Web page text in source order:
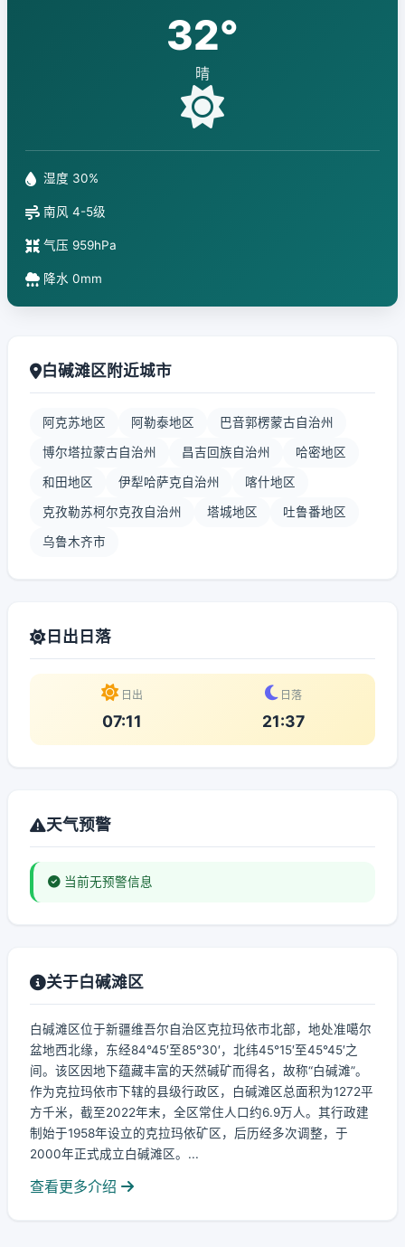
32°
晴
湿度 30%
南风 4-5级
气压 959hPa
降水 0mm
白碱滩区附近城市
阿克苏地区 阿勒泰地区 巴音郭楞蒙古自治州
博尔塔拉蒙古自治州 昌吉回族自治州 哈密地区
和田地区 伊犁哈萨克自治州 喀什地区
克孜勒苏柯尔克孜自治州 塔城地区 吐鲁番地区
乌鲁木齐市
日出日落
日出
07:11
日落
21:37
天气预警
当前无预警信息
关于白碱滩区
白碱滩区位于新疆维吾尔自治区克拉玛依市北部，地处准噶尔
盆地西北缘，东经84°45′至85°30′，北纬45°15′至45°45′之
间。该区因地下蕴藏丰富的天然碱矿而得名，故称“白碱滩”。
作为克拉玛依市下辖的县级行政区，白碱滩区总面积为1272平
方千米，截至2022年末，全区常住人口约6.9万人。其行政建
制始于1958年设立的克拉玛依矿区，后历经多次调整，于
2000年正式成立白碱滩区。...
查看更多介绍